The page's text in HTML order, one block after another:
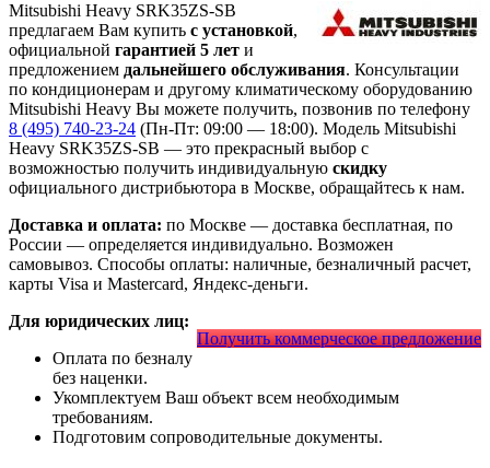
Mitsubishi Heavy SRK35ZS-SB
предлагаем Вам купить с установкой,
официальной гарантией 5 лет и
предложением дальнейшего обслуживания. Консультации
по кондиционерам и другому климатическому оборудованию
Mitsubishi Heavy Вы можете получить, позвонив по телефону
8 (495) 740-23-24 (Пн-Пт: 09:00 — 18:00). Модель Mitsubishi
Heavy SRK35ZS-SB — это прекрасный выбор с
возможностью получить индивидуальную скидку
официального дистрибьютора в Москве, обращайтесь к нам.
Доставка и оплата: по Москве — доставка бесплатная, по
России — определяется индивидуально. Возможен
самовывоз. Способы оплаты: наличные, безналичный расчет,
карты Visa и Mastercard, Яндекс-деньги.
Получить коммерческое предложение
Для юридических лиц:
Оплата по безналу
без наценки.
Укомплектуем Ваш объект всем необходимым
требованиям.
Подготовим сопроводительные документы.